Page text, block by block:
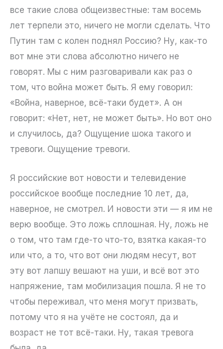
все такие слова общеизвестные: там восемь
лет терпели это, ничего не могли сделать. Что
Путин там с колен поднял Россию? Ну, как-то
вот мне эти слова абсолютно ничего не
говорят. Мы с ним разговаривали как раз о
том, что война может быть. Я ему говорил:
«Война, наверное, всё-таки будет». А он
говорит: «Нет, нет, не может быть». Но вот оно
и случилось, да? Ощущение шока такого и
тревоги. Ощущение тревоги.
Я российские вот новости и телевидение
российское вообще последние 10 лет, да,
наверное, не смотрел. И новости эти — я им не
верю вообще. Это ложь сплошная. Ну, ложь не
о том, что там где-то что-то, взятка какая-то
или что, а то, что вот они людям несут, вот
эту вот лапшу вешают на уши, и всё вот это
напряжение, там мобилизация пошла. Я не то
чтобы переживал, что меня могут призвать,
потому что я на учёте не состоял, да и
возраст не тот всё-таки. Ну, такая тревога